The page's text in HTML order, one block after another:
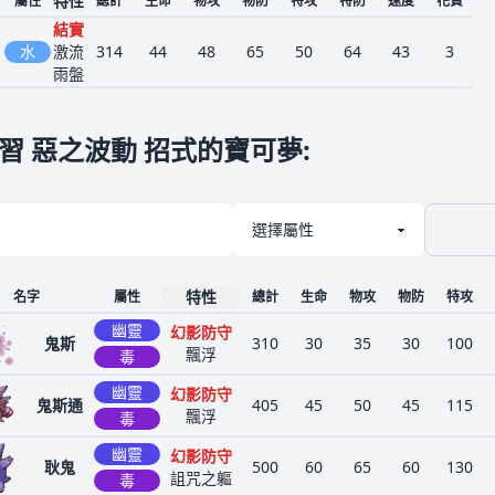
水
結實
激流
雨盤
314 44 48 65 50 64 43 3
惡之波動 招式的寶可夢:
名字 屬性 特性 總計 生命 物攻 物防 特攻
鬼斯
幽靈
毒
幻影防守
飄浮
310 30 35 30 100
鬼斯通
幽靈
毒
幻影防守
飄浮
405 45 50 45 115
耿鬼
幽靈
毒
幻影防守
詛咒之軀
500 60 65 60 130